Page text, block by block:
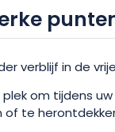
nog op? Plan nu
Nids du Lac!
en biedt u de
verblijf in de
plek om tijdens
of te